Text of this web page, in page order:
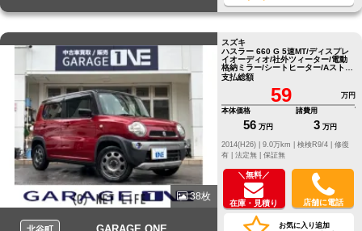
38枚
スズキ
ハスラー 660 G 5速MT/ディスプレ
イオーディオ/社外ツィーター/電動
格納ミラー/シートヒーター/Aストッ
プ
支払総額
59
万円
本体価格
56 万円
諸費用
3 万円
修復
有 | 法定無 | 保証無
＼無料／
在庫・見積り 店舗に電話
お気に入り追加